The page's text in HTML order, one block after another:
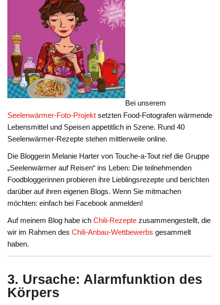
Bei unserem
Seelenwärmer-Foto-Projektsetzten Food-Fotografen wärmende
Lebensmittel und Speisen appetitlich in Szene. Rund 40
Seelenwärmer-Rezepte stehen mittlerweile online.
Die Bloggerin Melanie Harter von Touche-a-Tout rief die Gruppe
„Seelenwärmer auf Reisen“ ins Leben: Die teilnehmenden
Foodbloggerinnen probieren ihre Lieblingsrezepte und berichten
darüber auf ihren eigenen Blogs. Wenn Sie mitmachen
möchten: einfach bei Facebook anmelden!
Auf meinem Blog habe ichChili-Rezepte zusammengestellt, die
wir im Rahmen desChili-Anbau-Wettbewerbsgesammelt
haben.
3. Ursache: Alarmfunktion des
Körpers